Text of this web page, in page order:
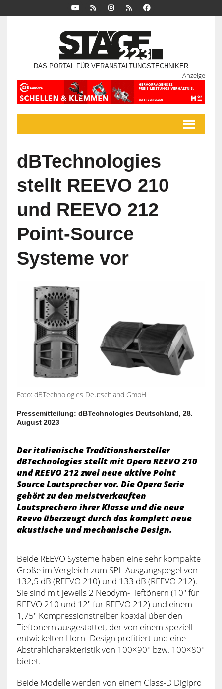
DAS PORTAL FÜR VERANSTALTUNGSTECHNIKER
Anzeige
dBTechnologies
stellt REEVO 210
und REEVO 212
Point-Source
Systeme vor
Foto: dBTechnologies Deutschland GmbH
Pressemitteilung: dBTechnologies Deutschland, 28.
August 2023
Der italienische Traditionshersteller
dBTechnologies stellt mit Opera REEVO 210
und REEVO 212 zwei neue aktive Point
Source Lautsprecher vor. Die Opera Serie
gehört zu den meistverkauften
Lautsprechern ihrer Klasse und die neue
Reevo überzeugt durch das komplett neue
akustische und mechanische Design.
Beide REEVO Systeme haben eine sehr kompakte
Größe im Vergleich zum SPL-Ausgangspegel von
132,5 dB (REEVO 210) und 133 dB (REEVO 212).
Sie sind mit jeweils 2 Neodym-Tieftönern (10″ für
REEVO 210 und 12″ für REEVO 212) und einem
1,75″ Kompressionstreiber koaxial über den
Tieftönern ausgestattet, der von einem speziell
entwickelten Horn- Design profitiert und eine
Abstrahlcharakteristik von 100×90° bzw. 100×80°
bietet.
Beide Modelle werden von einem Class-D Digipro